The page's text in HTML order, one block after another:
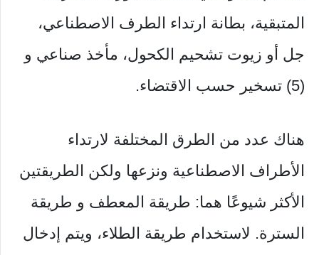
المتبقية، بطانة ارتداء الطرف الاصطناعي،
جل أو زيوت تشحيم الكحول، مأخذ صناعي و
(5) تسخير حسب الاقتضاء.
هناك عدد من الطرق المختلفة لارتداء
الأطراف الاصطناعية ونزعها ولكن الطريقتين
الأكثر شيوعًا هما: طريقة المعطف و طريقة
السترة. لاستخدام طريقة الطلاء، ويتم إدخال